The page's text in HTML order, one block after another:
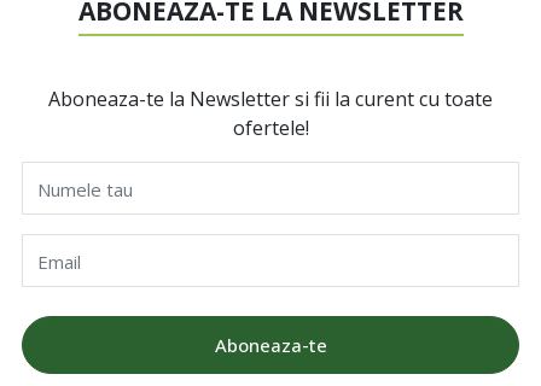
ABONEAZA-TE LA NEWSLETTER
Aboneaza-te la Newsletter si fii la curent cu toate
ofertele!
Numele tau
Email
Aboneaza-te